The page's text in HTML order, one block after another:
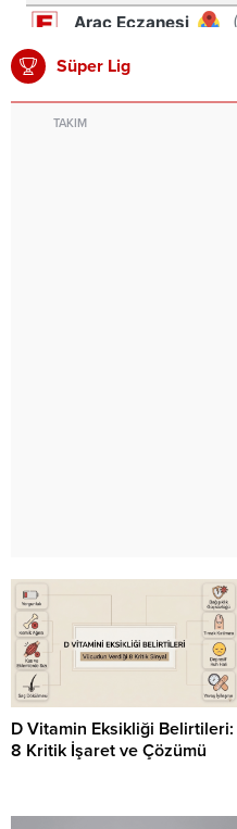
Süper Lig
TAKIM
D Vitamin Eksikliği Belirtileri:
8 Kritik İşaret ve Çözümü